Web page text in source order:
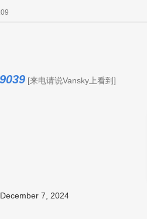
[来电请说Vansky上看到]
7, 2024